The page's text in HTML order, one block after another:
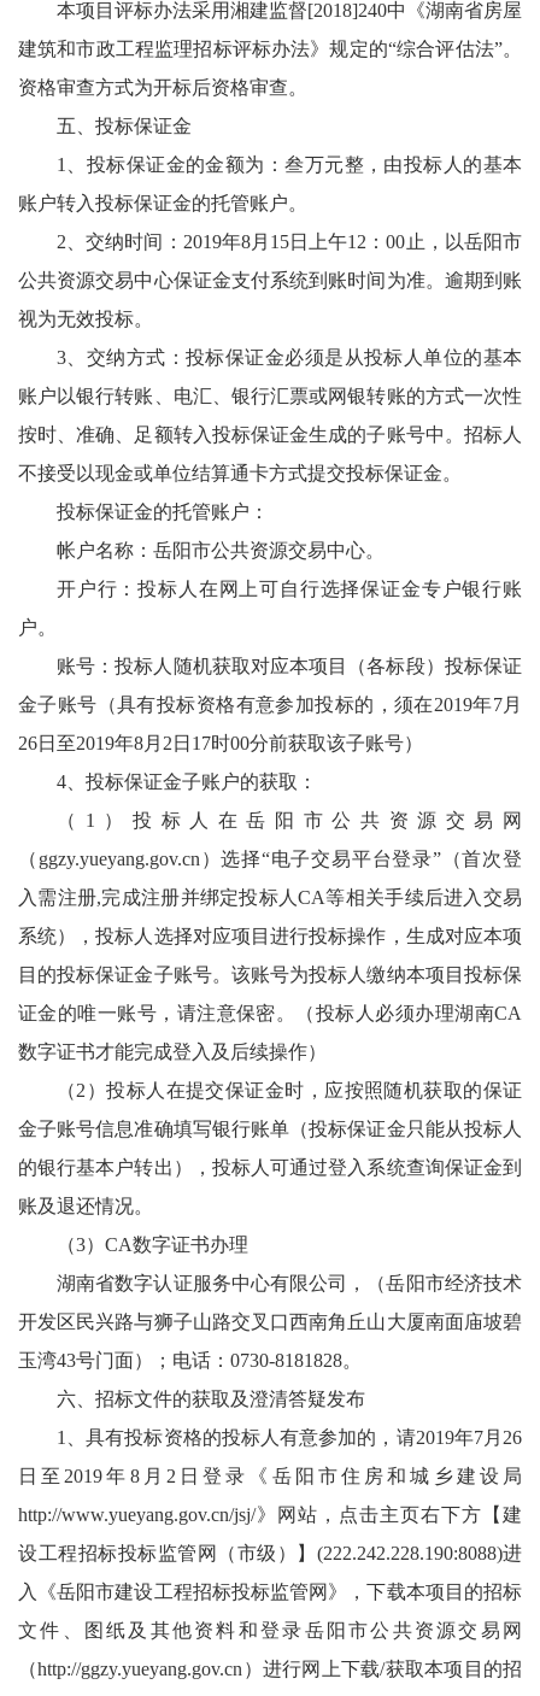
本项目评标办法采用湘建监督[2018]240中《湖南省房屋
建筑和市政工程监理招标评标办法》规定的“综合评估法”。
资格审查方式为开标后资格审查。
五、投标保证金
1、投标保证金的金额为：叁万元整，由投标人的基本
账户转入投标保证金的托管账户。
2、交纳时间：2019年8月15日上午12：00止，以岳阳市
公共资源交易中心保证金支付系统到账时间为准。逾期到账
视为无效投标。
3、交纳方式：投标保证金必须是从投标人单位的基本
账户以银行转账、电汇、银行汇票或网银转账的方式一次性
按时、准确、足额转入投标保证金生成的子账号中。招标人
不接受以现金或单位结算通卡方式提交投标保证金。
投标保证金的托管账户：
帐户名称：岳阳市公共资源交易中心。
开户行：投标人在网上可自行选择保证金专户银行账
户。
账号：投标人随机获取对应本项目（各标段）投标保证
金子账号（具有投标资格有意参加投标的，须在2019年7月
26日至2019年8月2日17时00分前获取该子账号）
4、投标保证金子账户的获取：
（1）投标人在岳阳市公共资源交易网
（ ggzy.yueyang.gov.cn ）选择“电子交易平台登录”（首次登
入需注册,完成注册并绑定投标人CA等相关手续后进入交易
系统），投标人选择对应项目进行投标操作，生成对应本项
目的投标保证金子账号。该账号为投标人缴纳本项目投标保
证金的唯一账号，请注意保密。（投标人必须办理湖南CA
数字证书才能完成登入及后续操作）
（2）投标人在提交保证金时，应按照随机获取的保证
金子账号信息准确填写银行账单（投标保证金只能从投标人
的银行基本户转出），投标人可通过登入系统查询保证金到
账及退还情况。
（3）CA数字证书办理
湖南省数字认证服务中心有限公司，（岳阳市经济技术
开发区民兴路与狮子山路交叉口西南角丘山大厦南面庙坡碧
玉湾43号门面）；电话：0730-8181828。
六、招标文件的获取及澄清答疑发布
1、具有投标资格的投标人有意参加的，请2019年7月26
日至2019年8月2日登录《岳阳市住房和城乡建设局
http://www.yueyang.gov.cn/jsj/》网站，点击主页右下方【建
设工程招标投标监管网（市级）】(222.242.228.190:8088)进
入《岳阳市建设工程招标投标监管网》，下载本项目的招标
文件、图纸及其他资料和登录岳阳市公共资源交易网
（http://ggzy.yueyang.gov.cn ）进行网上下载/获取本项目的招